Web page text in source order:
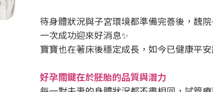
待身體狀況與子宮環境都準備完善後，魏
一次成功迎來好消息✨
寶寶也在著床後穩定成長，如今已健康平
好孕關鍵在於胚胎的品質與潛力